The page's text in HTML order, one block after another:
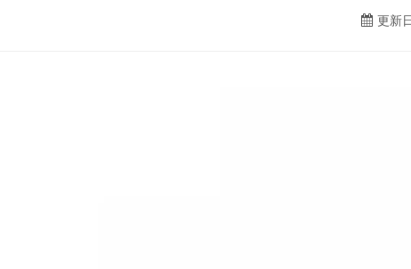
更新